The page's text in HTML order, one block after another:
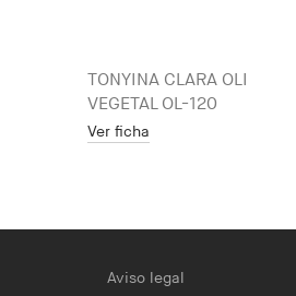
TONYINA CLARA OLI
VEGETAL OL-120
Ver ficha
Aviso legal